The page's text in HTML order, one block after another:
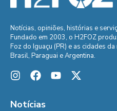
Notícias, opiniões, histórias e
Fundado em 2003, o H2FOZ
Foz do Iguaçu (PR) e as cidades
Brasil, Paraguai e Argentina.
Notícias